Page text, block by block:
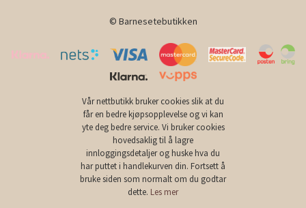
© Barnesetebutikken
Vår nettbutikk bruker cookies slik at du
får en bedre kjøpsopplevelse og vi kan
yte deg bedre service. Vi bruker cookies
hovedsaklig til å lagre
innloggingsdetaljer og huske hva du
har puttet i handlekurven din. Fortsett å
bruke siden som normalt om du godtar
dette. Les mer